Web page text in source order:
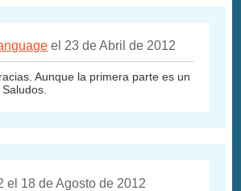
el 23 de Abril de 2012
Aunque la primera parte es un
el 18 de Agosto de 2012